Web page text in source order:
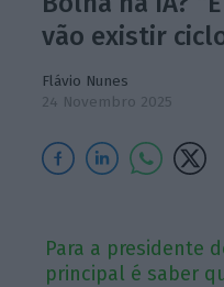
vão existir
Flávio Nunes
24 Novembro 2025
Para a presidente
principal é saber